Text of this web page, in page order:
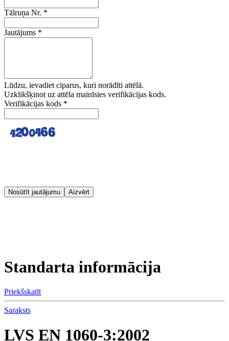
Tālruņa Nr. *
Jautājums *
Lūdzu, ievadiet ciparus, kuri norādīti attēlā.
Uzklikšķinot uz attēla mainīsies verifikācijas kods.
Verifikācijas kods *
Nosūtīt jautājumu Aizvērt
Standarta informācija
Priekšskatīt
Saraksts
LVS EN 1060-3:2002